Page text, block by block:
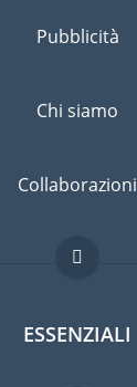
Pubblicità
Chi siamo
Collaborazioni
ESSENZIALI